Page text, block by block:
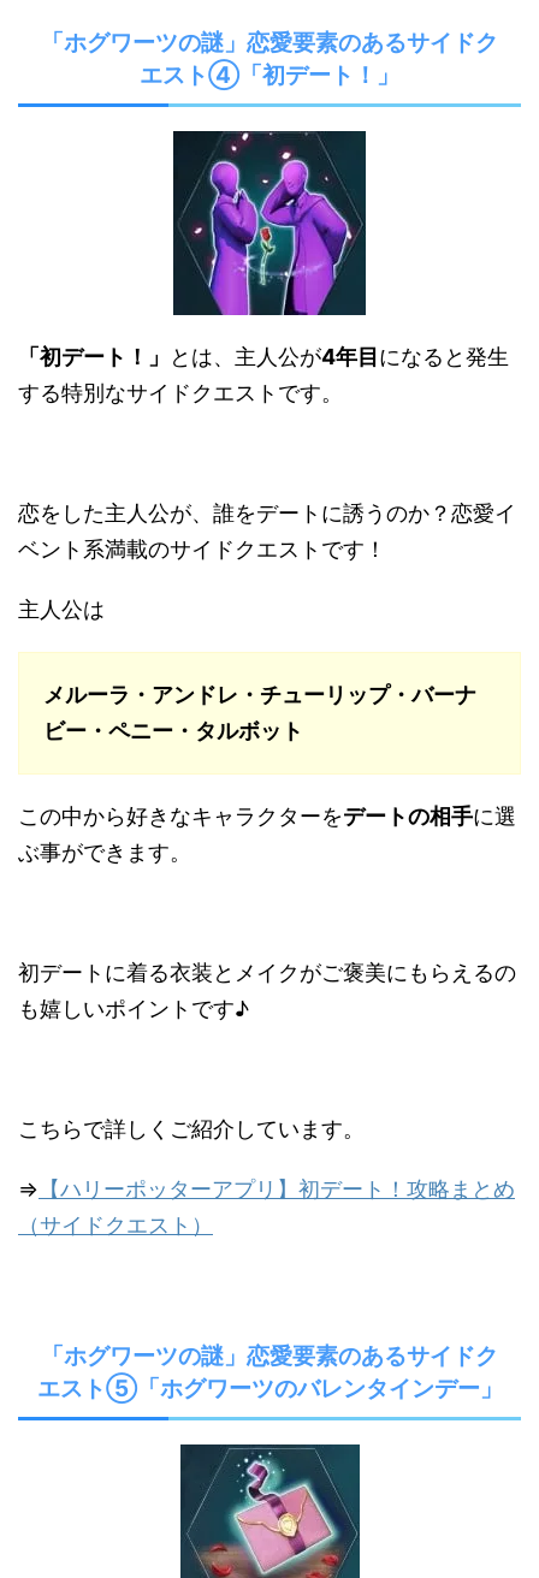
「ホグワーツの謎」恋愛要素のあるサイドク
エスト④「初デート！」
「初デート！」 とは、主人公が4年目になると発生
する特別なサイドクエストです。
恋をした主人公が、誰をデートに誘うのか？恋愛イ
ベント系満載のサイドクエストです！
主人公は
メルーラ・アンドレ・チューリップ・バーナ
ビー・ペニー・タルボット
この中から好きなキャラクターをデートの相手に選
ぶ事ができます。
初デートに着る衣装とメイクがご褒美にもらえるの
も嬉しいポイントです♪
こちらで詳しくご紹介しています。
⇒ 【ハリーポッターアプリ】初デート！攻略まとめ
（サイドクエスト）
「ホグワーツの謎」恋愛要素のあるサイドク
エスト⑤「ホグワーツのバレンタインデー」